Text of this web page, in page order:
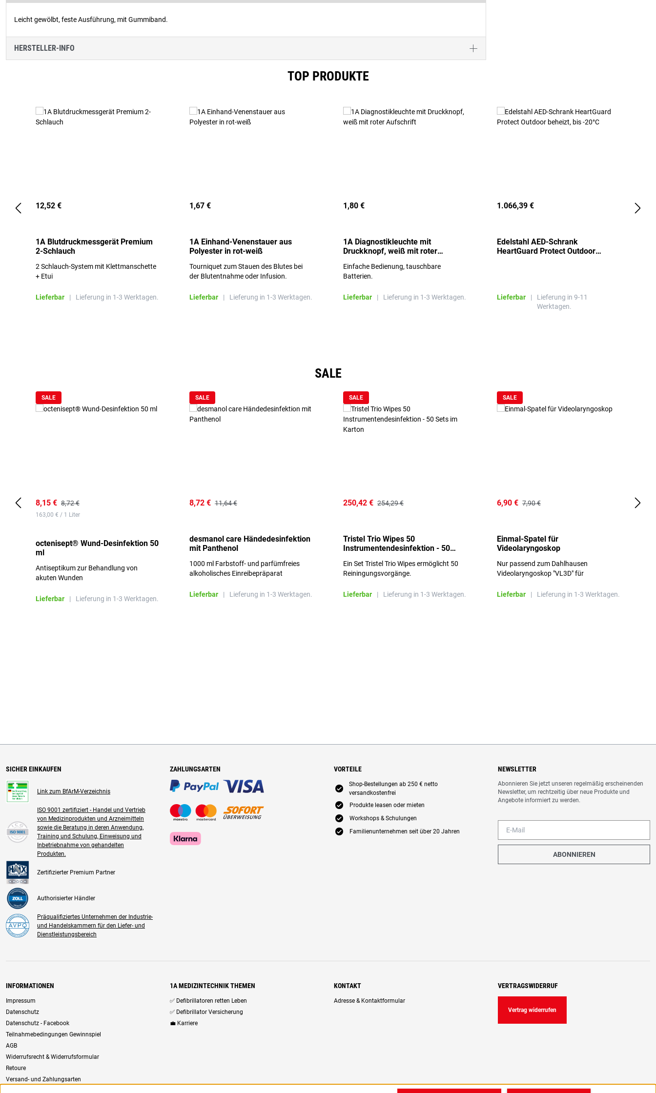
Leicht gewölbt, feste Ausführung, mit Gummiband.
HERSTELLER-INFO
TOP PRODUKTE
12,52 €
1A Blutdruckmessgerät Premium
2-Schlauch
2 Schlauch-System mit Klettmanschette
+ Etui
Lieferbar | Lieferung in 1-3 Werktagen.
1,67 €
1A Einhand-Venenstauer aus
Polyester in rot-weiß
Tourniquet zum Stauen des Blutes bei
der Blutentnahme oder Infusion.
Lieferbar | Lieferung in 1-3 Werktagen.
1,80 €
1A Diagnostikleuchte mit
Druckknopf, weiß mit roter
Einfache Bedienung, tauschbare
Batterien.
Lieferbar | Lieferung in 1-3 Werktagen.
1.066,39 €
Edelstahl AED-Schrank
HeartGuard Protect Outdoor
Lieferbar |
Lieferung in 9-11
Werktagen.
SALE
SALE
8,15 € 8,72 €
163,00 € / 1 Liter
octenisept® Wund-Desinfektion 50
ml
Antiseptikum zur Behandlung von
akuten Wunden
Lieferbar | Lieferung in 1-3 Werktagen.
SALE
8,72 € 11,64 €
desmanol care Händedesinfektion
mit Panthenol
1000 ml Farbstoff- und parfümfreies
alkoholisches Einreibepräparat
Lieferbar
| Lieferung in 1-3 Werktagen.
SALE
250,42 € 254,29 €
Tristel Trio Wipes 50
Instrumentendesinfektion - 50
Ein Set Tristel Trio Wipes ermöglicht 50
Reiningungsvorgänge.
Lieferbar | Lieferung in 1-3 Werktagen.
SALE
6,90 € 7,90 €
Einmal-Spatel für
Videolaryngoskop
Nur passend zum Dahlhausen
Videolaryngoskop "VL3D" für
Lieferbar
| Lieferung in 1-3 Werktagen.
SICHER EINKAUFEN
Link zum BfArM-Verzeichnis
ISO 9001 zertifiziert - Handel und Vertrieb
von Medizinprodukten und Arzneimitteln
sowie die Beratung in deren Anwendung,
Training und Schulung, Einweisung und
Inbetriebnahme von gehandelten
Produkten.
Zertifizierter Premium Partner
Authorisierter Händler
Präqualifiziertes Unternehmen der Industrie-
und Handelskammern für den Liefer- und
Dienstleistungsbereich
ZAHLUNGSARTEN VORTEILE
E
Shop-Bestellungen ab 250 € netto
versandkostenfrei
E Produkte leasen oder mieten
E Workshops & Schulungen
E Familienunternehmen seit über 20 Jahren
NEWSLETTER
Abonnieren Sie jetzt unseren regelmäßig erscheinenden
Newsletter, um rechtzeitig über neue Produkte und
Angebote informiert zu werden.
ABONNIEREN
INFORMATIONEN
Impressum
Datenschutz
Datenschutz - Facebook
Teilnahmebedingungen Gewinnspiel
AGB
Widerrufsrecht & Widerrufsformular
Retoure
Versand- und Zahlungsarten
1A MEDIZINTECHNIK THEMEN
✅ Defibrillatoren retten Leben
✅ Defibrillator Versicherung
💼 Karriere
KONTAKT
Adresse & Kontaktformular
VERTRAGSWIDERRUF
Vertrag widerrufen